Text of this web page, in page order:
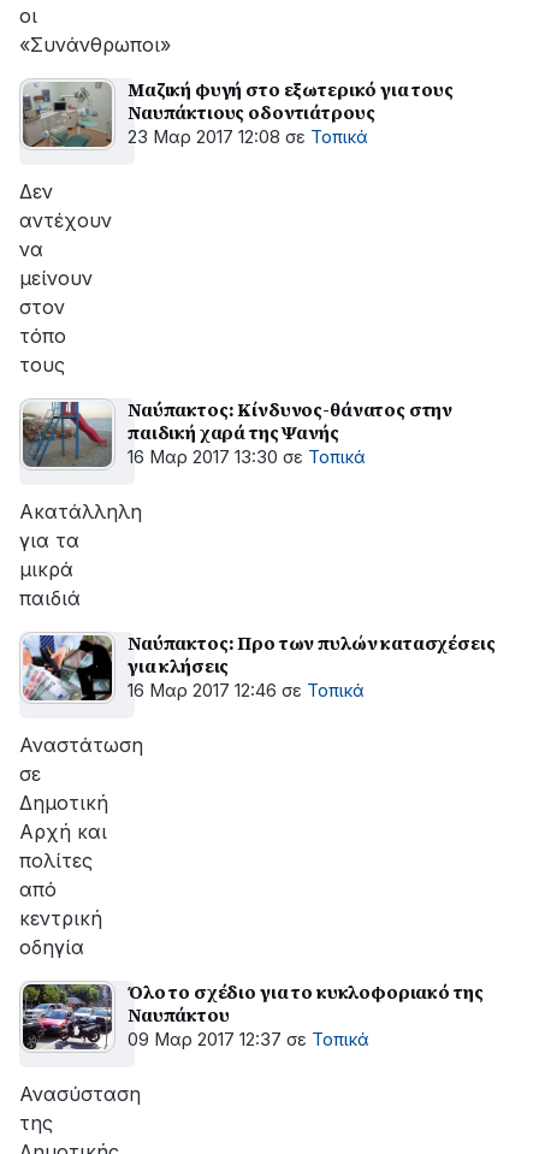
οι
«Συνάνθρωποι»
Μαζική φυγή στο εξωτερικό για τους
Ναυπάκτιους οδοντιάτρους
23 Μαρ 2017 12:08 σε Τοπικά
Δεν
αντέχουν
να
μείνουν
στον
τόπο
τους
Ναύπακτος: Κίνδυνος-θάνατος στην
παιδική χαρά της Ψανής
16 Μαρ 2017 13:30 σε Τοπικά
Ακατάλληλη
για τα
μικρά
παιδιά
Ναύπακτος: Προ των πυλών κατασχέσεις
για κλήσεις
16 Μαρ 2017 12:46 σε Τοπικά
Αναστάτωση
σε
Δημοτική
Αρχή και
πολίτες
από
κεντρική
οδηγία
Όλο το σχέδιο για το κυκλοφοριακό της
Ναυπάκτου
09 Μαρ 2017 12:37 σε Τοπικά
Ανασύσταση
της